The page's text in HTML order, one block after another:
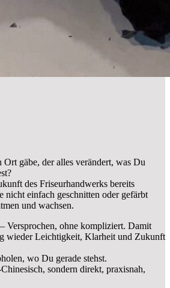
Ort gäbe, der alles verändert, was Du
des Friseurhandwerks bereits
nicht einfach geschnitten oder gefärbt
und wachsen.
– Versprochen, ohne kompliziert. Damit
wieder Leichtigkeit, Klarheit und Zukunft
wo Du gerade stehst.
sondern direkt, praxisnah,